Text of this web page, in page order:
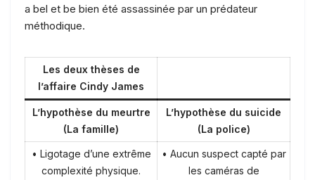
a bel et be bien été assassinée par un prédateur
méthodique.
Les deux thèses de
l’affaire Cindy James
L’hypothèse du meurtre
(La famille)
L’hypothèse du suicide
(La police)
• Ligotage d’une extrême
complexité physique.
• Aucun suspect capté par
les caméras de